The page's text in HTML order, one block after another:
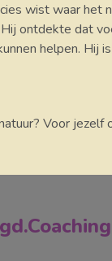
wist waar
ontdekte dat
helpen.
Voor jezelf